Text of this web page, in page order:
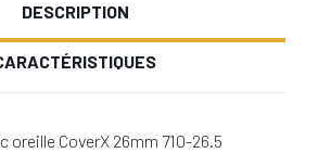
DESCRIPTION
oreille CoverX 26mm 710-26.5